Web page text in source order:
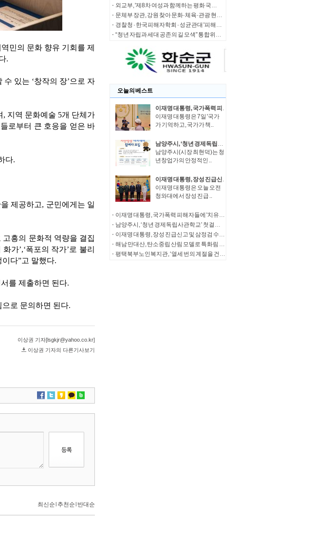
외교부, '제8차 여성과 함께하는 평화 국제회의' 청년 서포터즈 모집
문체부 장관, 강원 찾아 문화·체육·관광 현장 소통 나서
경찰청 · 한국피해자학회 · 성균관대 '피해자 중심 사법개혁' 학술대회 개최
“청년 자립과 세대 공존의 길 모색” 통합위, '세대상생 자산 특별위원회' 출범
오늘의 베스트
이재명 대통령, 국가폭력 피해자들에 '치유와 명예 회복' 정부 의지 전달
이재명 대통령은 7일 '국가
가 기억하고, 국가가 책..
남양주시, ‘청년 경제독립사관학교’ 첫걸음… 청년창업가 자산성장 아카데미 참여자 모집
남양주시(시장 최현덕)는 청
년창업가의 안정적인 ..
이재명 대통령, 장성 진급신고 및 삼정검 수치수여
이재명 대통령은 오늘 오전
청와대에서 장성 진급 ..
이재명 대통령, 국가폭력 피해자들에 '치유와 명예 회복' 정부 의지 전달
남양주시, ‘청년 경제독립사관학교’ 첫걸음… 청년창업가 자산성장 아카데미 참여자 모집
이재명 대통령, 장성 진급신고 및 삼정검 수치수여
해남 만대산, 탄소중립 산림 모델로 특화림 조성
평택북부노인복지관, ‘열세 번의 계절을 건너, 다시 따뜻한 한 끼로’ 송탄농협의 13년의 동행